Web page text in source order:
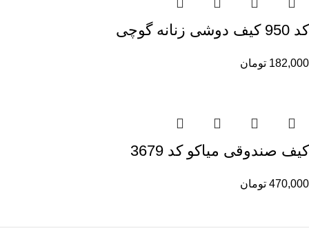
کد 950 کیف دوشی زنانه گوچی
182,000 تومان
کیف صندوقی میاکو کد 3679
470,000 تومان